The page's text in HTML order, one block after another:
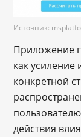
Источник:
Приложение
как
конкретной
действия